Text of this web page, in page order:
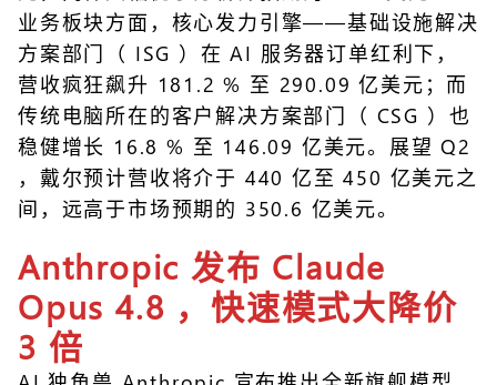
业务板块方面，核心发力引擎——基础设施解决
方案部门（ ISG ）在 AI 服务器订单红利下，
营收疯狂飙升 181.2 % 至 290.09 亿美元；而
传统电脑所在的客户解决方案部门（ CSG ）也
稳健增长 16.8 % 至 146.09 亿美元。展望 Q2
，戴尔预计营收将介于 440 亿至 450 亿美元之
间，远高于市场预期的 350.6 亿美元。
Anthropic 发布 Claude
Opus 4.8 ，快速模式大降价
3 倍